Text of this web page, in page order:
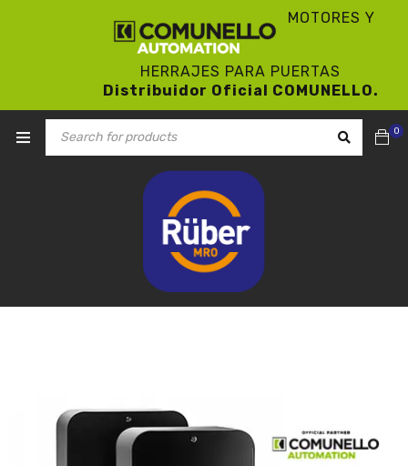
MOTORES Y
HERRAJES PARA PUERTAS
Distribuidor Oficial COMUNELLO.
0